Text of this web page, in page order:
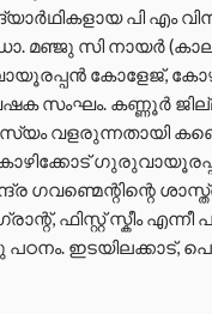
പി എം
മഞ്ജു സി നായർ
കോളേജ്,
സംഘം. കണ്ണൂർ
വളരുന്നതായി
ഗവണ്മെന്റിന്റെ
ഫിസ്റ്റ് സ്കീം
ഇടയിലക്കാട്,